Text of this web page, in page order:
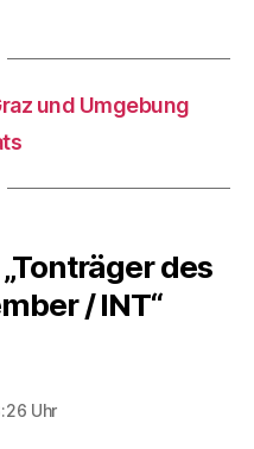
und Umgebung
des
/ INT“
Uhr